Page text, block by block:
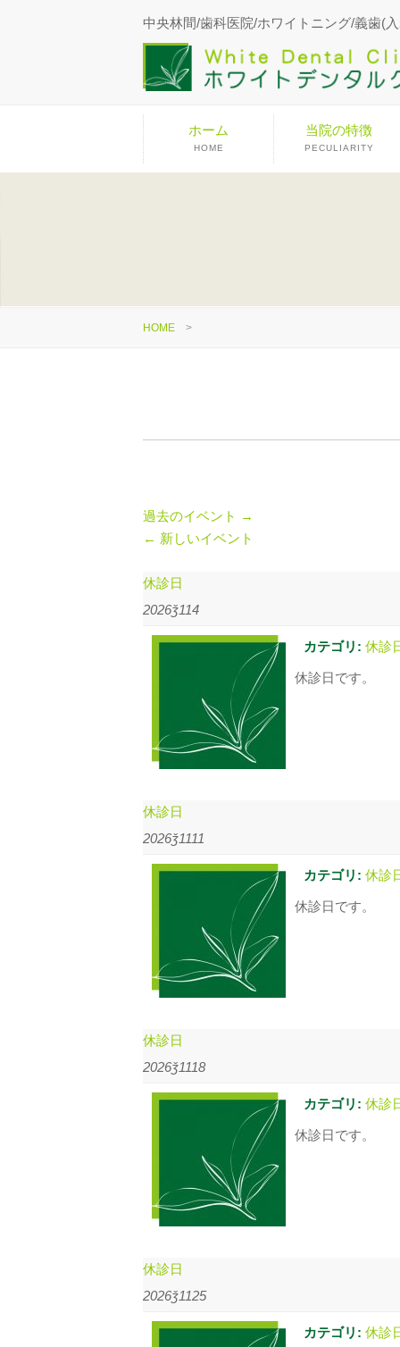
中央林間/歯科医院/ホワイトニング/義歯(
ホーム
HOME
当院の特徴
PECULIARITY
HOME >
過去のイベント →
← 新しいイベント
休診日
2026ǯ114
カテゴリ: 休診
休診日です。
休診日
2026ǯ1111
カテゴリ: 休診
休診日です。
休診日
2026ǯ1118
カテゴリ: 休診
休診日です。
休診日
2026ǯ1125
カテゴリ: 休診